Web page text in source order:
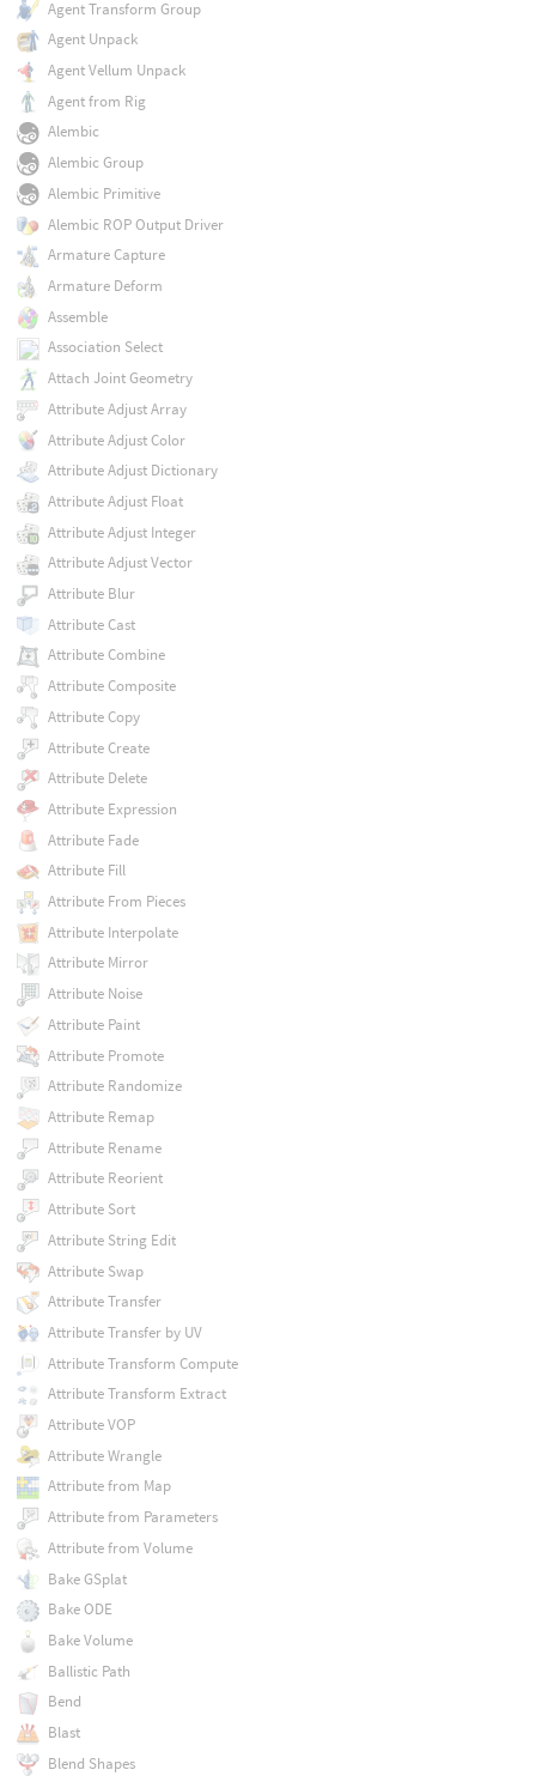
Agent Transform Group
Agent Unpack
Agent Vellum Unpack
Agent from Rig
Alembic
Alembic Group
Alembic Primitive
Alembic ROP Output Driver
Armature Capture
Armature Deform
Assemble
Association Select
Attach Joint Geometry
Attribute Adjust Array
Attribute Adjust Color
Attribute Adjust Dictionary
Attribute Adjust Float
Attribute Adjust Integer
Attribute Adjust Vector
Attribute Blur
Attribute Cast
Attribute Combine
Attribute Composite
Attribute Copy
Attribute Create
Attribute Delete
Attribute Expression
Attribute Fade
Attribute Fill
Attribute From Pieces
Attribute Interpolate
Attribute Mirror
Attribute Noise
Attribute Paint
Attribute Promote
Attribute Randomize
Attribute Remap
Attribute Rename
Attribute Reorient
Attribute Sort
Attribute String Edit
Attribute Swap
Attribute Transfer
Attribute Transfer by UV
Attribute Transform Compute
Attribute Transform Extract
Attribute VOP
Attribute Wrangle
Attribute from Map
Attribute from Parameters
Attribute from Volume
Bake GSplat
Bake ODE
Bake Volume
Ballistic Path
Bend
Blast
Blend Shapes